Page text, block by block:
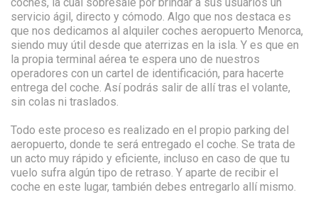
servicio ágil, directo y cómodo. Algo que nos destaca es
que nos dedicamos al alquiler coches aeropuerto Menorca,
siendo muy útil desde que aterrizas en la isla. Y es que en
la propia terminal aérea te espera uno de nuestros
operadores con un cartel de identificación, para hacerte
entrega del coche. Así podrás salir de allí tras el volante,
sin colas ni traslados.
Todo este proceso es realizado en el propio parking del
aeropuerto, donde te será entregado el coche. Se trata de
un acto muy rápido y eficiente, incluso en caso de que tu
vuelo sufra algún tipo de retraso. Y aparte de recibir el
coche en este lugar, también debes entregarlo allí mismo.